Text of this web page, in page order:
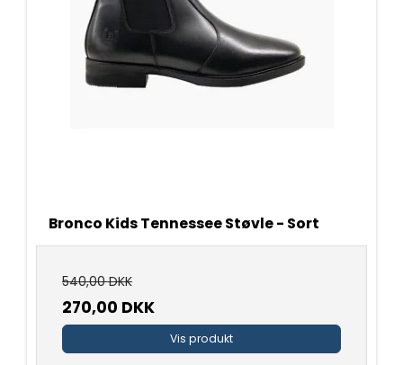
Bronco Kids Tennessee Støvle - Sort
540,00 DKK
270,00 DKK
Vis produkt